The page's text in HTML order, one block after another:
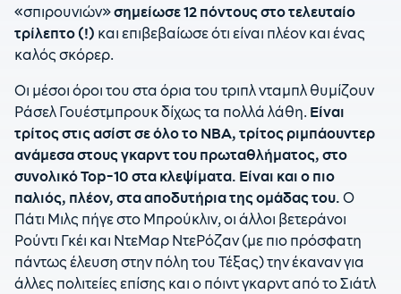
«σπιρουνιών»σημείωσε 12 πόντους στο τελευταίο
τρίλεπτο (!) και επιβεβαίωσε ότι είναι πλέον και ένας
καλός σκόρερ.
Οι μέσοι όροι του στα όρια του τριπλ νταμπλ θυμίζουν
Ράσελ Γουέστμπρουκ δίχως τα πολλά λάθη. Είναι
τρίτος στις ασίστ σε όλο το ΝΒΑ, τρίτος ριμπάουντερ
ανάμεσα στους γκαρντ του πρωταθλήματος, στο
συνολικό Top-10 στα κλεψίματα. Είναι και ο πιο
παλιός, πλέον, στα αποδυτήρια της ομάδας του. Ο
Πάτι Μιλς πήγε στο Μπρούκλιν, οι άλλοι βετεράνοι
Ρούντι Γκέι και ΝτεΜαρ ΝτεΡόζαν (με πιο πρόσφατη
πάντως έλευση στην πόλη του Τέξας) την έκαναν για
άλλες πολιτείες επίσης και ο πόιντ γκαρντ από το Σιάτλ